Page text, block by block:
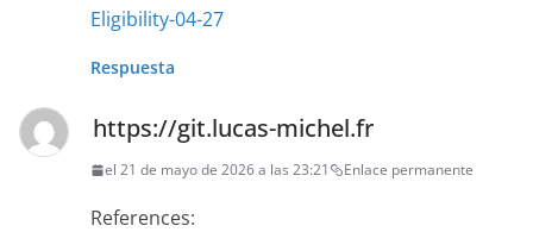
Eligibility-04-27
Respuesta
https://git.lucas-michel.fr
el 21 de mayo de 2026 a las 23:21 Enlace permanente
References: